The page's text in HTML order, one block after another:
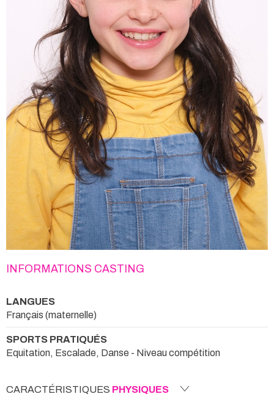
INFORMATIONS CASTING
LANGUES
Français (maternelle)
SPORTS PRATIQUÉS
Equitation, Escalade, Danse - Niveau compétition
CARACTÉRISTIQUES PHYSIQUES